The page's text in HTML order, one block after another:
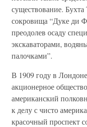
существование.
сокровища “Дуке ди
преодолев осаду
экскаваторами,
палочками”.
В 1909 году в
акционерное
американский
к делу с чисто
красочный проспект